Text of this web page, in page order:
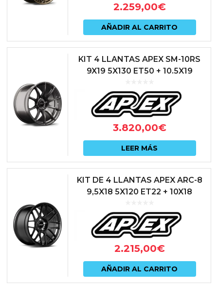
2.259,00€
AÑADIR AL CARRITO
KIT 4 LLANTAS APEX SM-10RS
9X19 5X130 ET50 + 10.5X19
3.820,00€
LEER MÁS
KIT DE 4 LLANTAS APEX ARC-8
9,5X18 5X120 ET22 + 10X18
2.215,00€
AÑADIR AL CARRITO